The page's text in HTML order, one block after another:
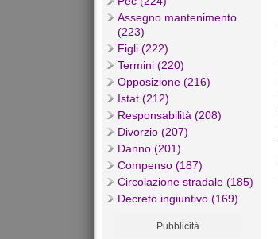
Assegno mantenimento
(223)
Figli (222)
Termini (220)
Opposizione (216)
Istat (212)
Responsabilità (208)
Divorzio (207)
Danno (201)
Compenso (187)
Circolazione stradale (185)
Decreto ingiuntivo (169)
Pubblicità